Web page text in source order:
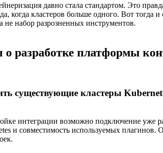
давно стала стандартом. Это
когда кластеров больше одного. Вот тогда
не набор разрозненных инструментов.
разработке платформы
существующие кластеры
интеграции возможно подключение уже
и совместимость используемых плагинов.